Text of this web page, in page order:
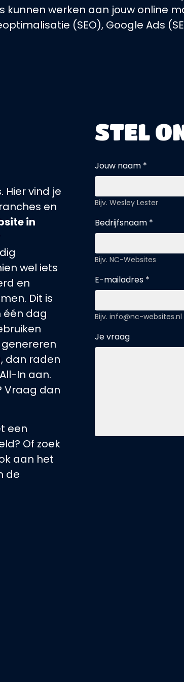
kunnen werken aan jouw online
(SEO), Google Ads
Hier vind je
en
in
wel iets
en
Dit is
één dag
dan raden
In aan.
Vraag dan
een
Of zoek
aan het
de
STEL
Jouw naam *
Bijv. Wesley Lester
Bedrijfsnaam *
Bijv. NC-Websites
E-mailadres *
Bijv. info@nc-websites.nl
Je vraag